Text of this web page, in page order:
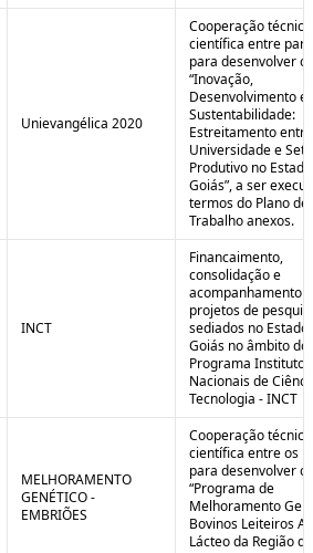
Unievangélica 2020
Cooperação
científica entre
para desenvolver o
“Inovação,
Desenvolvimento e
Sustentabilidade:
Estreitamento entre
Universidade e
Produtivo no
Goiás”, a ser
termos do Plano de
Trabalho anexos.
INCT
Financaimento,
consolidação e
acompanhamento
projetos de
sediados no Estado
Goiás no âmbito do
Programa Institutos
Nacionais de
Tecnologia - INCT
MELHORAMENTO
GENÉTICO -
EMBRIÕES
Cooperação
científica entre os
para desenvolver o
“Programa de
Melhoramento
Bovinos Leiteiros
Lácteo da Região